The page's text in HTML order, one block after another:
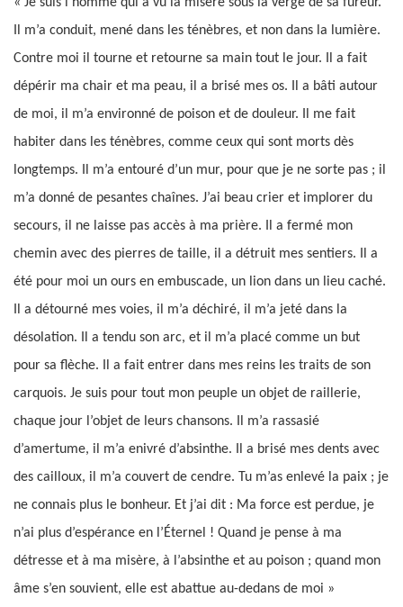
« Je suis l’homme qui a vu la misère sous la verge de sa fureur.
Il m’a conduit, mené dans les ténèbres, et non dans la lumière.
Contre moi il tourne et retourne sa main tout le jour. Il a fait
dépérir ma chair et ma peau, il a brisé mes os. Il a bâti autour
de moi, il m’a environné de poison et de douleur. Il me fait
habiter dans les ténèbres, comme ceux qui sont morts dès
longtemps. Il m’a entouré d’un mur, pour que je ne sorte pas ; il
m’a donné de pesantes chaînes. J’ai beau crier et implorer du
secours, il ne laisse pas accès à ma prière. Il a fermé mon
chemin avec des pierres de taille, il a détruit mes sentiers. Il a
été pour moi un ours en embuscade, un lion dans un lieu caché.
Il a détourné mes voies, il m’a déchiré, il m’a jeté dans la
désolation. Il a tendu son arc, et il m’a placé comme un but
pour sa flèche. Il a fait entrer dans mes reins les traits de son
carquois. Je suis pour tout mon peuple un objet de raillerie,
chaque jour l’objet de leurs chansons. Il m’a rassasié
d’amertume, il m’a enivré d’absinthe. Il a brisé mes dents avec
des cailloux, il m’a couvert de cendre. Tu m’as enlevé la paix ; je
ne connais plus le bonheur. Et j’ai dit : Ma force est perdue, je
n’ai plus d’espérance en l’Éternel ! Quand je pense à ma
détresse et à ma misère, à l’absinthe et au poison ; quand mon
âme s’en souvient, elle est abattue au-dedans de moi »